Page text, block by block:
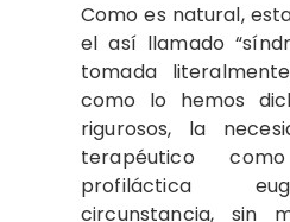
Como es natural,
el así llamado
tomada
como lo hemos
rigurosos, la
terapéutico
profiláctica
circunstancia, sin